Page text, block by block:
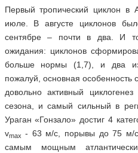
Первый тропический циклон в
июле. В августе циклонов
сентябре – почти в два. И
ожидания: циклонов
больше нормы (1,7), и два
пожалуй, основная особенность
довольно активный
сезона, и самый сильный в
Ураган «Гонзало» достиг 4
vmax - 63 м/c, порывы до 75 м/
самым мощным